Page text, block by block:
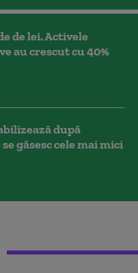
de lei. Activele
au crescut cu 40%
după
găsesc cele mai mici